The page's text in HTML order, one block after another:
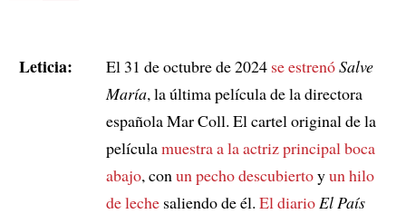
Leticia: El 31 de octubre de 2024 se estrenóSalve
María, la última película de la directora
española Mar Coll. El cartel original de la
películamuestra a la actriz principal boca
abajo, con un pecho descubiertoyun hilo
de lechesaliendo de él. El diario El País